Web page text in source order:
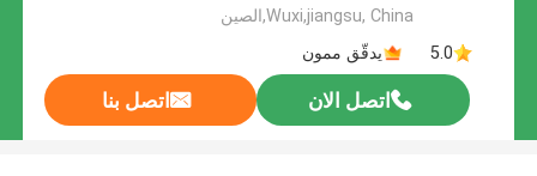
Wuxi,jiangsu, China,الصين
5.0
يدقّق ممون
اتصل الان اتصل بنا